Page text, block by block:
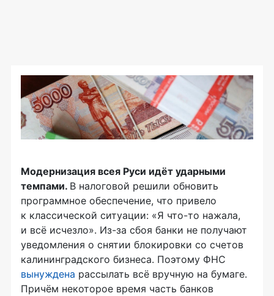
Модернизация всея Руси идёт ударными
темпами. В налоговой решили обновить
программное обеспечение, что привело
к классической ситуации: «Я что-то нажала,
и всё исчезло». Из-за сбоя банки не получают
уведомления о снятии блокировки со счетов
калининградского бизнеса. Поэтому ФНС
вынуждена рассылать всё вручную на бумаге.
Причём некоторое время часть банков